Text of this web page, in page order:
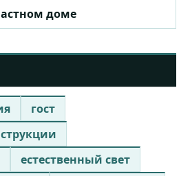
доме
гост
естественный свет